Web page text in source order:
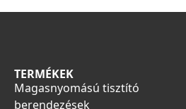
TERMÉKEK
Magasnyomású tisztító
berendezések